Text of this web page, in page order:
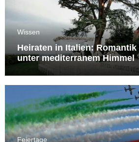
Wissen
Heiraten in Italien:
unter mediterranem Himmel
Feiertage